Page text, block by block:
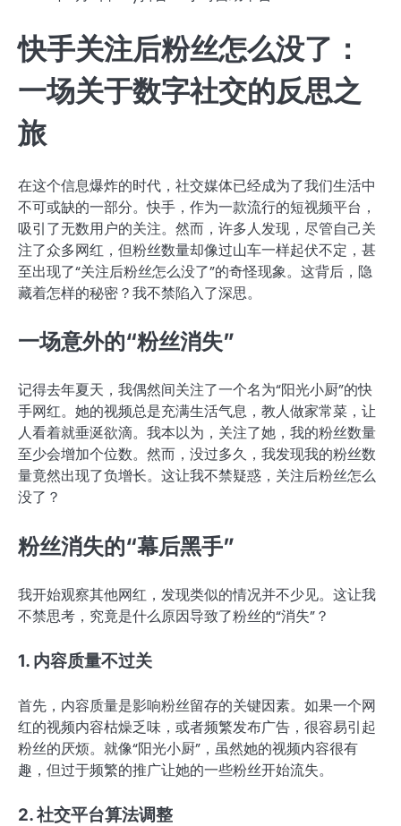
快手关注后粉丝怎么没了：
一场关于数字社交的反思之
旅
在这个信息爆炸的时代，社交媒体已经成为了我们生活中
不可或缺的一部分。快手，作为一款流行的短视频平台，
吸引了无数用户的关注。然而，许多人发现，尽管自己关
注了众多网红，但粉丝数量却像过山车一样起伏不定，甚
至出现了“关注后粉丝怎么没了”的奇怪现象。这背后，隐
藏着怎样的秘密？我不禁陷入了深思。
一场意外的“粉丝消失”
记得去年夏天，我偶然间关注了一个名为“阳光小厨”的快
手网红。她的视频总是充满生活气息，教人做家常菜，让
人看着就垂涎欲滴。我本以为，关注了她，我的粉丝数量
至少会增加个位数。然而，没过多久，我发现我的粉丝数
量竟然出现了负增长。这让我不禁疑惑，关注后粉丝怎么
没了？
粉丝消失的“幕后黑手”
我开始观察其他网红，发现类似的情况并不少见。这让我
不禁思考，究竟是什么原因导致了粉丝的“消失”？
1. 内容质量不过关
首先，内容质量是影响粉丝留存的关键因素。如果一个网
红的视频内容枯燥乏味，或者频繁发布广告，很容易引起
粉丝的厌烦。就像“阳光小厨”，虽然她的视频内容很有
趣，但过于频繁的推广让她的一些粉丝开始流失。
2. 社交平台算法调整